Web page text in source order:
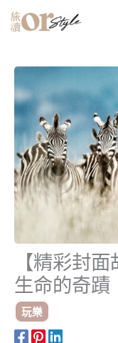
【精彩封
生命的奇蹟
玩樂